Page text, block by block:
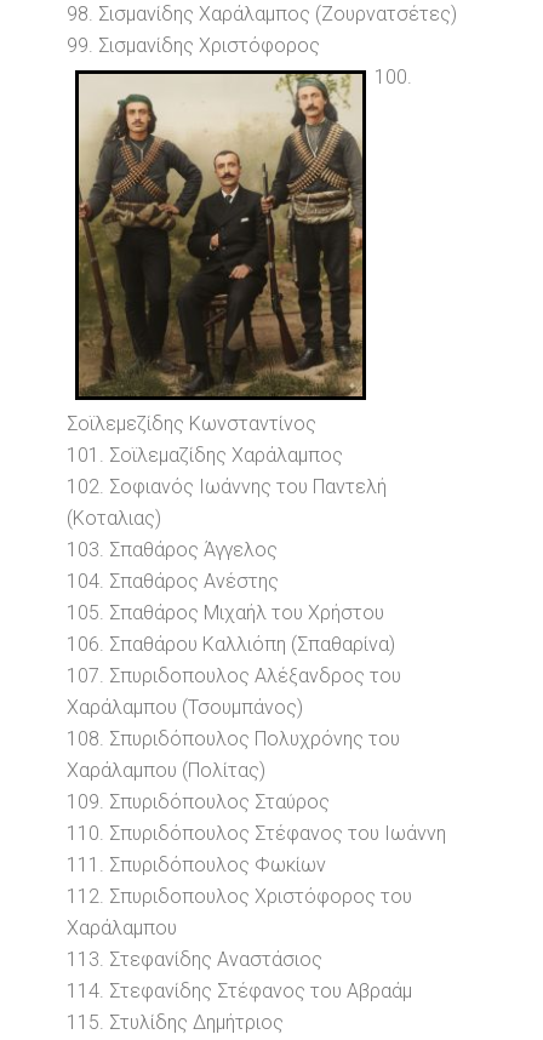
98. Σισμανίδης Χαράλαμπος (Ζουρνατσέτες)
99. Σισμανίδης Χριστόφορος
100.
Σοϊλεμεζίδης Κωνσταντίνος
101. Σοϊλεμαζίδης Χαράλαμπος
102. Σοφιανός Ιωάννης του Παντελή
(Κοταλιας)
103. Σπαθάρος Άγγελος
104. Σπαθάρος Ανέστης
105. Σπαθάρος Μιχαήλ του Χρήστου
106. Σπαθάρου Καλλιόπη (Σπαθαρίνα)
107. Σπυριδοπουλος Αλέξανδρος του
Χαράλαμπου (Τσουμπάνος)
108. Σπυριδόπουλος Πολυχρόνης του
Χαράλαμπου (Πολίτας)
109. Σπυριδόπουλος Σταύρος
110. Σπυριδόπουλος Στέφανος του Ιωάννη
111. Σπυριδόπουλος Φωκίων
112. Σπυριδοπουλος Χριστόφορος του
Χαράλαμπου
113. Στεφανίδης Αναστάσιος
114. Στεφανίδης Στέφανος του Αβραάμ
115. Στυλίδης Δημήτριος